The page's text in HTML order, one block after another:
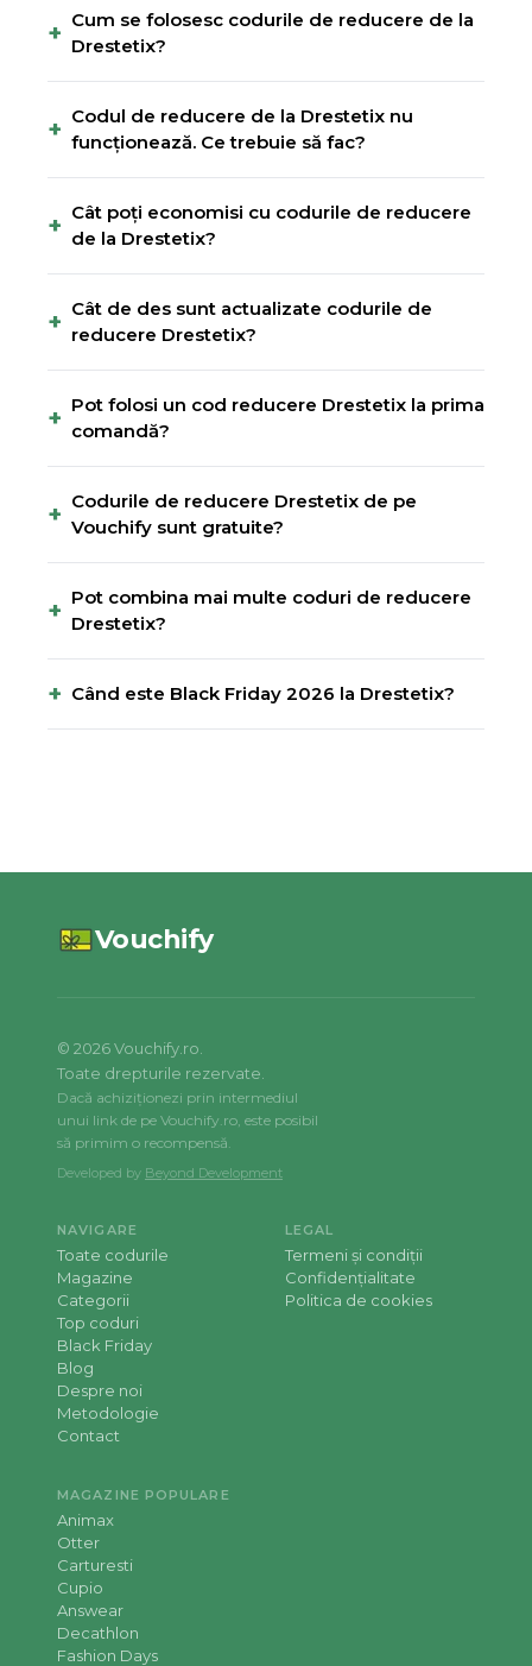
+ Cum se folosesc codurile de reducere de la
Drestetix?
+ Codul de reducere de la Drestetix nu
funcționează. Ce trebuie să fac?
+ Cât poți economisi cu codurile de reducere
de la Drestetix?
+ Cât de des sunt actualizate codurile de
reducere Drestetix?
+ Pot folosi un cod reducere Drestetix la prima
comandă?
+ Codurile de reducere Drestetix de pe
Vouchify sunt gratuite?
+ Pot combina mai multe coduri de reducere
Drestetix?
+ Când este Black Friday 2026 la Drestetix?
Vouchify
© 2026Vouchify.ro.
Toate drepturile rezervate.
Dacă achiziționezi prin intermediul
unui link de pe Vouchify.ro, este posibil
să primim o recompensă.
Developed by Beyond Development
NAVIGARE
Toate codurile
Magazine
Categorii
Top coduri
Black Friday
Blog
Despre noi
Metodologie
Contact
LEGAL
Termeni și condiții
Confidențialitate
Politica de cookies
MAGAZINE POPULARE
Animax
Otter
Carturesti
Cupio
Answear
Decathlon
Fashion Days